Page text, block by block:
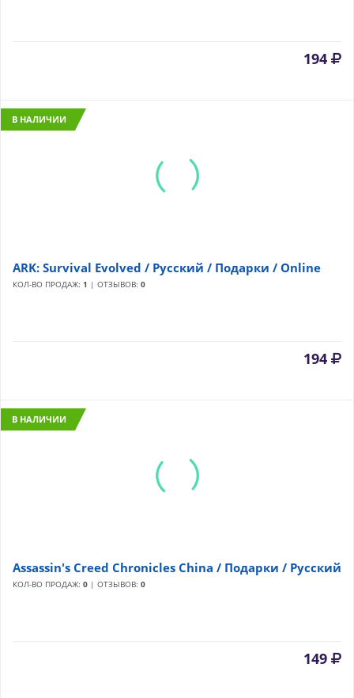
194
В НАЛИЧИИ
ARK: Survival Evolved / Русский / Подарки / Online
КОЛ-ВО ПРОДАЖ: 1 | ОТЗЫВОВ: 0
194
В НАЛИЧИИ
Assassin's Creed Chronicles China / Подарки / Русский
КОЛ-ВО ПРОДАЖ: 0 | ОТЗЫВОВ: 0
149